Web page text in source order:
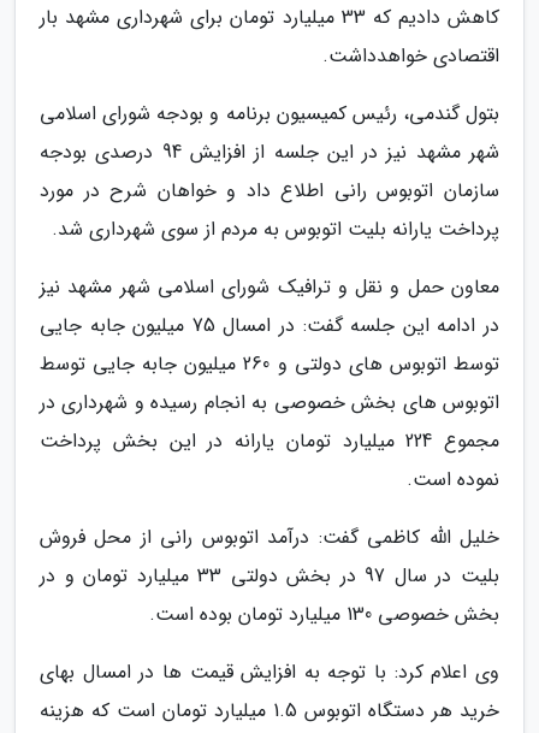
کاهش دادیم که 33 میلیارد تومان برای شهرداری مشهد بار
اقتصادی خواهدداشت.
بتول گندمی، رئیس کمیسیون برنامه و بودجه شورای اسلامی
شهر مشهد نیز در این جلسه از افزایش 94 درصدی بودجه
سازمان اتوبوس رانی اطلاع داد و خواهان شرح در مورد
پرداخت یارانه بلیت اتوبوس به مردم از سوی شهرداری شد.
معاون حمل و نقل و ترافیک شورای اسلامی شهر مشهد نیز
در ادامه این جلسه گفت: در امسال 75 میلیون جابه جایی
توسط اتوبوس های دولتی و 260 میلیون جابه جایی توسط
اتوبوس های بخش خصوصی به انجام رسیده و شهرداری در
مجموع 224 میلیارد تومان یارانه در این بخش پرداخت
نموده است.
خلیل الله کاظمی گفت: درآمد اتوبوس رانی از محل فروش
بلیت در سال 97 در بخش دولتی 33 میلیارد تومان و در
بخش خصوصی 130 میلیارد تومان بوده است.
وی اعلام کرد: با توجه به افزایش قیمت ها در امسال بهای
خرید هر دستگاه اتوبوس 1.5 میلیارد تومان است که هزینه